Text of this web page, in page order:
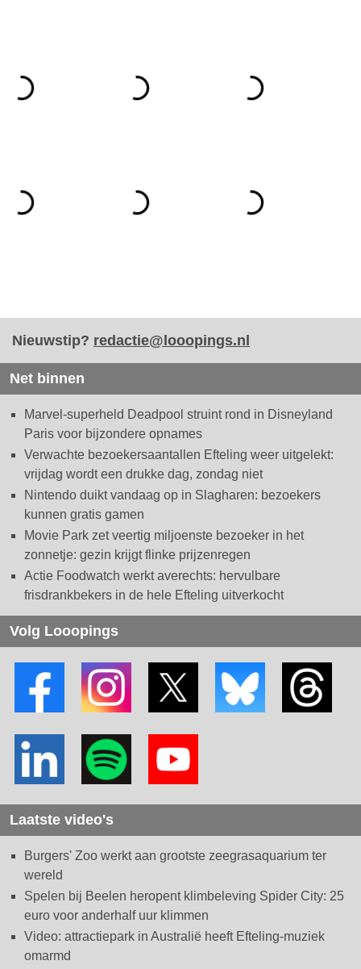
Nieuwstip? redactie@looopings.nl
Net binnen
Marvel-superheld Deadpool struint rond in Disneyland
Paris voor bijzondere opnames
Verwachte bezoekersaantallen Efteling weer uitgelekt:
vrijdag wordt een drukke dag, zondag niet
Nintendo duikt vandaag op in Slagharen: bezoekers
kunnen gratis gamen
Movie Park zet veertig miljoenste bezoeker in het
zonnetje: gezin krijgt flinke prijzenregen
Actie Foodwatch werkt averechts: hervulbare
frisdrankbekers in de hele Efteling uitverkocht
Volg Looopings
Laatste video's
Burgers' Zoo werkt aan grootste zeegrasaquarium ter
wereld
Spelen bij Beelen heropent klimbeleving Spider City: 25
euro voor anderhalf uur klimmen
Video: attractiepark in Australië heeft Efteling-muziek
omarmd